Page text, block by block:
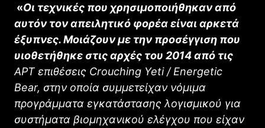
«Οι τεχνικές που χρησιμοποιήθηκαν από
αυτόν τον απειλητικό φορέα είναι αρκετά
έξυπνες. Μοιάζουν με την προσέγγιση που
υιοθετήθηκε στις αρχές του 2014 από τις
APT επιθέσεις Crouching Yeti /Energetic
Bear, στην οποία συμμετείχαν νόμιμα
προγράμματα εγκατάστασης λογισμικού για
συστήματα βιομηχανικού ελέγχου που είχαν